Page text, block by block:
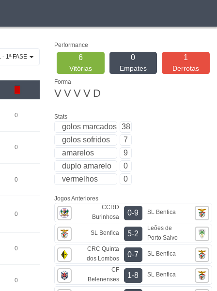
1ª FASE
0
0
0
0
0
0
Performance
6
Vitórias
0
Empates
1
Derrotas
Forma
V V V V D
Stats
golos marcados 38
golos sofridos
7
amarelos
9
duplo amarelo
0
vermelhos
0
Jogos Anteriores
CCRD
Burinhosa
0-9 SL Benfica
SL Benfica 5-2
Leões de
Porto Salvo
CRC Quinta
dos Lombos
0-7 SL Benfica
CF
Belenenses
1-8 SL Benfica